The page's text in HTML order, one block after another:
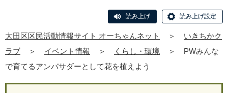
読み上げ 読み上げ設定
大田区区民活動情報サイト オーちゃんネット ＞
いきちかク
ラブ
＞ イベント情報 ＞ くらし・環境 ＞
PWみんな
で育てるアンバサダーとして花を植えよう